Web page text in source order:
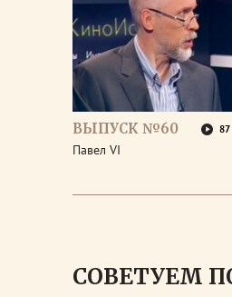
ВЫПУСК №60 87
Павел VI
СОВЕТУЕМ